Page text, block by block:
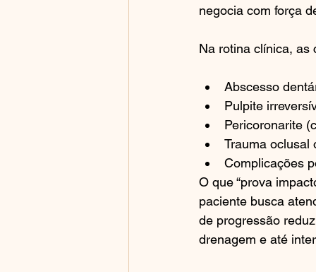
negocia com força
Na rotina clínica, as
Abscesso
Pulpite
Pericoronarite
Trauma oclusal
Complicações
O que “prova
paciente busca
de progressão
drenagem e até